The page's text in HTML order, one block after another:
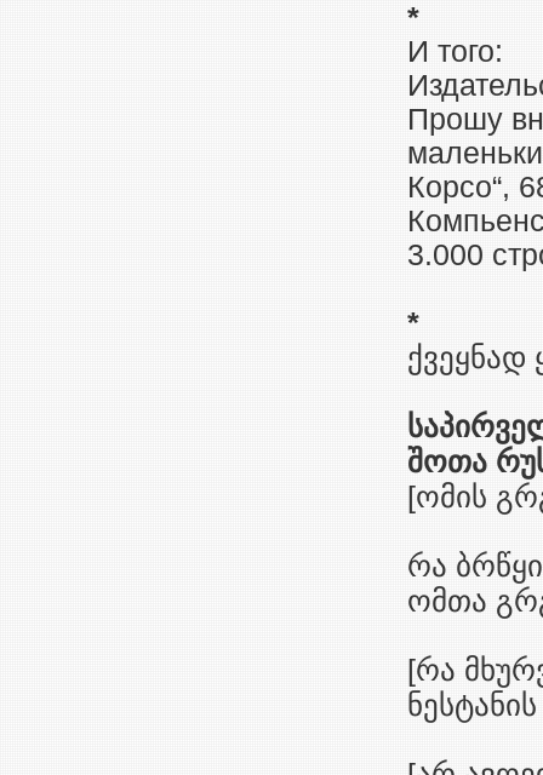
*
И того:
Прошу
Корсо“,
3.000
*
შოთა
[ომის
რა
ომთა
[რა